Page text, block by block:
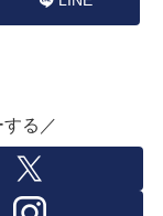
る／